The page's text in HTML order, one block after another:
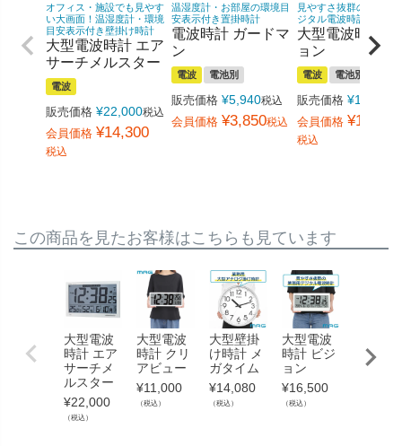
オフィス・施設でも見やす
い大画面！温湿度計・環境
目安表示付き壁掛け時計
大型電波時計 エア
サーチメルスター
電波
販売価格 ¥22,000税込
会員価格 ¥14,300
税込
温湿度計・お部屋の環境目
安表示付き置掛時計
電波時計 ガードマ
ン
電波 電池別
販売価格 ¥5,940税込
会員価格 ¥3,850税込
見やすさ抜群の大型表
ジタル電波時計
大型電波時計
ョン
電波 電池別
販売価格 ¥16,500
会員価格 ¥10,780
税込
この商品を見たお客様はこちらも見ています
大型電波
時計 エア
サーチメ
ルスター
¥22,000
（税込）
大型電波
時計 クリ
アビュー
¥11,000
（税込）
大型壁掛
け時計 メ
ガタイム
¥14,080
（税込）
大型電波
時計 ビジ
ョン
¥16,500
（税込）
時計 デ
ブルー